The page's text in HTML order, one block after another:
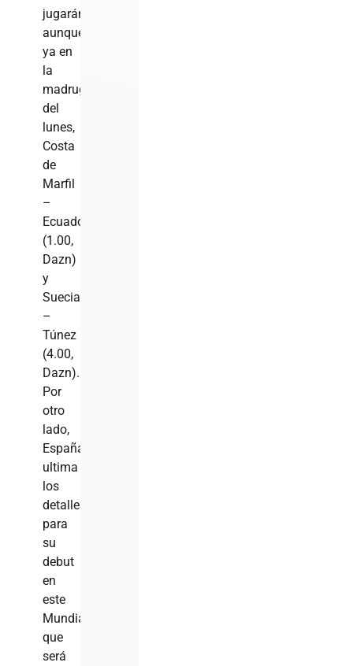
jugarán,
aunque
ya en
la
madrugada
del
lunes,
Costa
de
Marfil
–
Ecuador
(1.00,
Dazn)
y
Suecia
–
Túnez
(4.00,
Dazn).
Por
otro
lado,
España
ultima
los
detalles
para
su
debut
en
este
Mundial,
que
será